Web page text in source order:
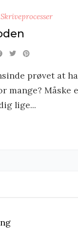
Skriveprocesser
prøvet at
mange? Måske
lige...